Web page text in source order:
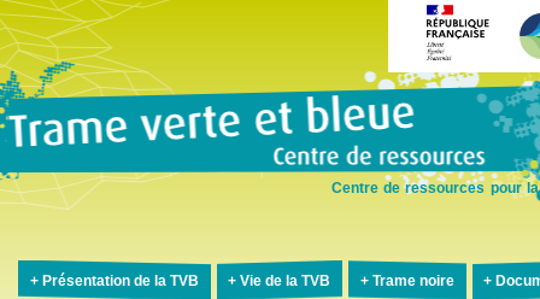
Centre de ressources pour
Présentation de la TVB Vie de la TVB Trame noire